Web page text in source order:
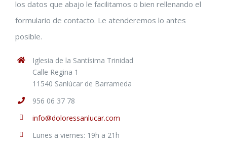
los datos que abajo le facilitamos o bien rellenando el
formulario de contacto. Le atenderemos lo antes
posible.
Iglesia de la Santísima Trinidad
Calle Regina 1
11540 Sanlúcar de Barrameda
956 06 37 78
info@doloressanlucar.com
Lunes a viernes: 19h a 21h